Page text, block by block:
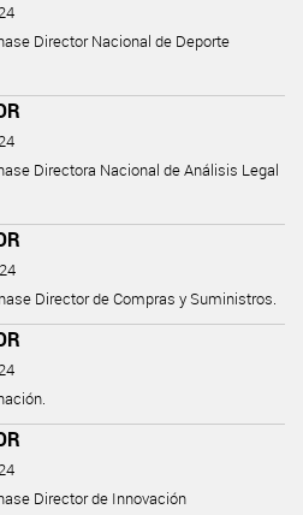
Director Nacional de Deporte
Directora Nacional de Análisis Legal
Director de Compras y Suministros.
Director de Innovación